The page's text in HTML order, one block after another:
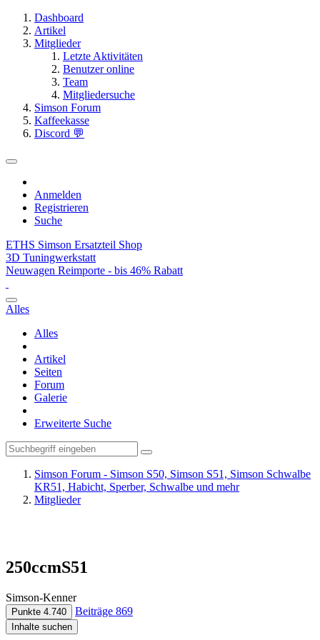
Dashboard
Artikel
Mitglieder
Letzte Aktivitäten
Benutzer online
Team
Mitgliedersuche
Simson Forum
Kaffeekasse
Discord 💬
Anmelden
Registrieren
Suche
ETHS Simson Ersatzteil Shop
3D Tuningwerkstatt
Neuwagen Reimporte - bis 46% Rabatt
Alles
Alles
Artikel
Seiten
Forum
Galerie
Erweiterte Suche
Simson Forum - Simson S50, Simson S51, Simson Schwalbe
KR51, Habicht, Sperber, Schwalbe und mehr
Mitglieder
250ccmS51
Simson-Kenner
Punkte 4.740 Beiträge 869
Inhalte suchen